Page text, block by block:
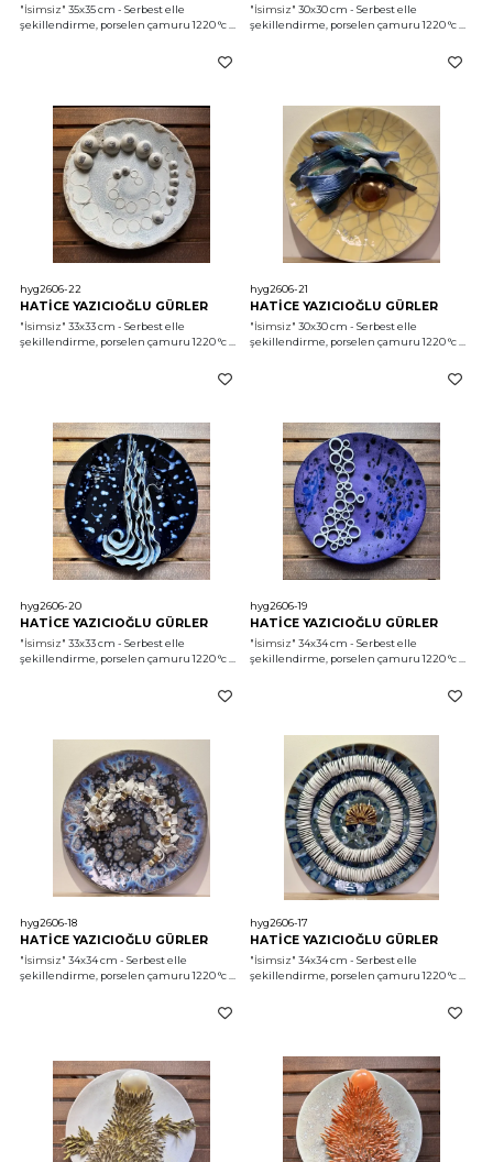
"İsimsiz" 35x35 cm - Serbest elle
şekillendirme, porselen çamuru 1220 °c
"İsimsiz" 30x30 cm - Serbest elle
şekillendirme, porselen çamuru 1220 °c
hyg2606-22
HATİCE YAZICIOĞLU GÜRLER
"İsimsiz" 33x33 cm - Serbest elle
şekillendirme, porselen çamuru 1220 °c
hyg2606-21
HATİCE YAZICIOĞLU GÜRLER
"İsimsiz" 30x30 cm - Serbest elle
şekillendirme, porselen çamuru 1220 °c
hyg2606-20
HATİCE YAZICIOĞLU GÜRLER
"İsimsiz" 33x33 cm - Serbest elle
şekillendirme, porselen çamuru 1220 °c
hyg2606-19
HATİCE YAZICIOĞLU GÜRLER
"İsimsiz" 34x34 cm - Serbest elle
şekillendirme, porselen çamuru 1220 °c
hyg2606-18
HATİCE YAZICIOĞLU GÜRLER
"İsimsiz" 34x34 cm - Serbest elle
şekillendirme, porselen çamuru 1220 °c
hyg2606-17
HATİCE YAZICIOĞLU GÜRLER
"İsimsiz" 34x34 cm - Serbest elle
şekillendirme, porselen çamuru 1220 °c